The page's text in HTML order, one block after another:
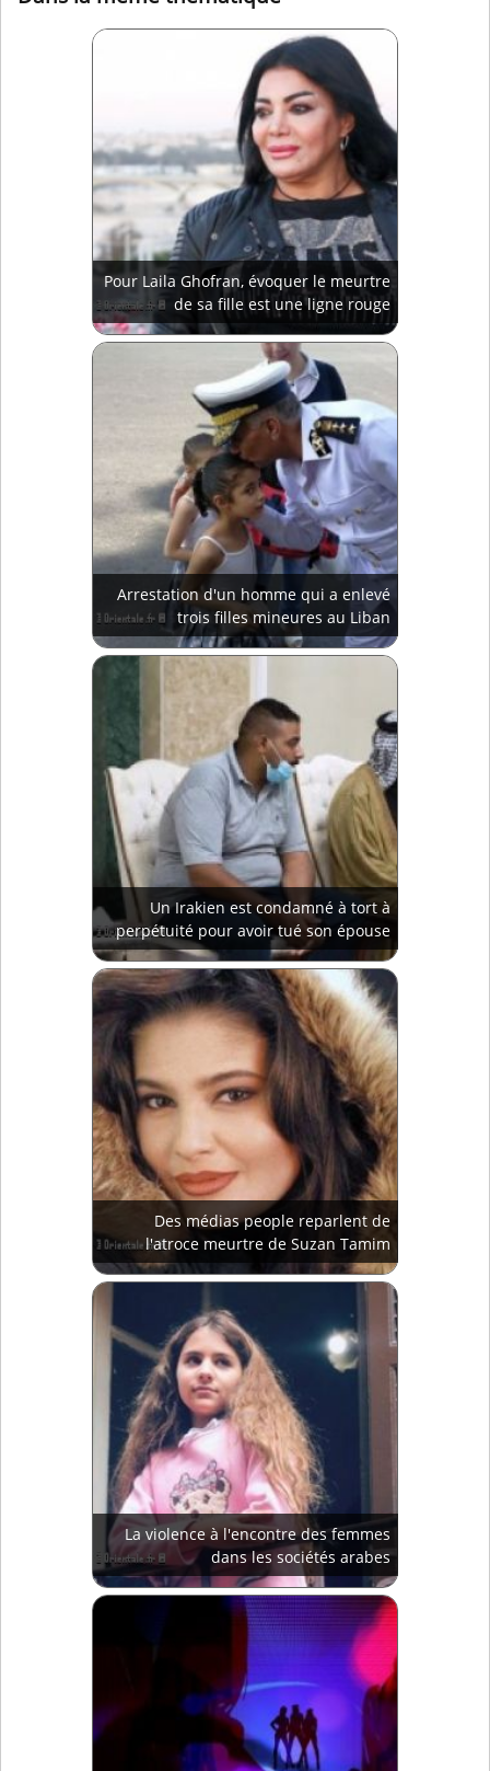
Pour Laila Ghofran, évoquer le meurtre
de sa fille est une ligne rouge
Arrestation d'un homme qui a enlevé
trois filles mineures au Liban
Un Irakien est condamné à tort à
perpétuité pour avoir tué son épouse
Des médias people reparlent de
l'atroce meurtre de Suzan Tamim
La violence à l'encontre des femmes
dans les sociétés arabes